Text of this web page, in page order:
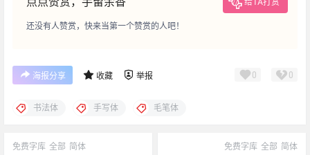
还没有人赞赏，快来当第一个赞赏的人吧！
海报分享 收藏 举报 0 0
书法体 手写体 毛笔体
免费字库 全部 简体 免费字库 全部 简体